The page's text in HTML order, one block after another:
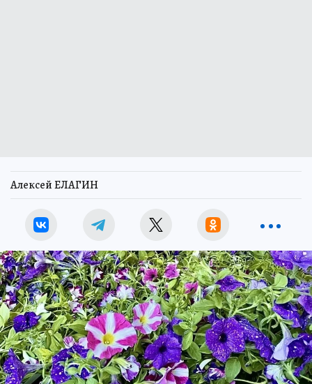
Алексей ЕЛАГИН